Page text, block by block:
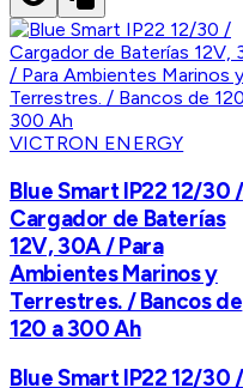
VICTRON ENERGY
Blue Smart IP22 12/30 /
Cargador de Baterías
12V, 30A / Para
Ambientes Marinos y
Terrestres. / Bancos de
120 a 300 Ah
Blue Smart IP22 12/30 /